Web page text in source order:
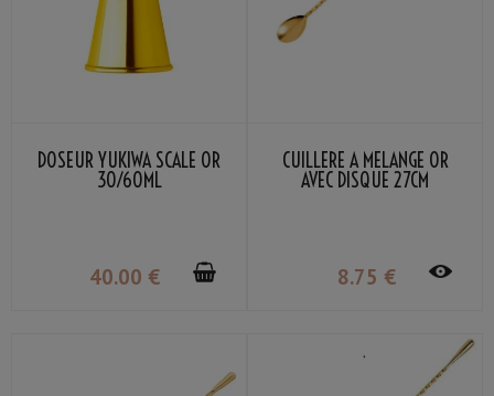
DOSEUR YUKIWA SCALE OR
30/60ML
40.00 €
CUILLÈRE À MÉLANGE OR
AVEC DISQUE 27CM
8.75 €